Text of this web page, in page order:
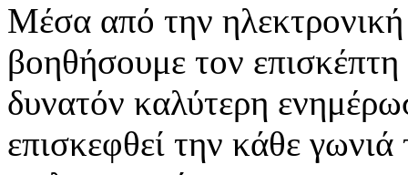
Μέσα από την ηλεκτρονική
βοηθήσουμε τον
δυνατόν καλύτερη
επισκεφθεί την κάθε